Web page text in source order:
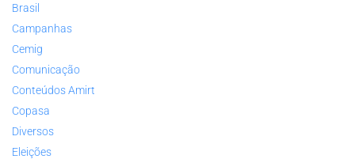
Brasil
Campanhas
Cemig
Comunicação
Conteúdos Amirt
Copasa
Diversos
Eleições